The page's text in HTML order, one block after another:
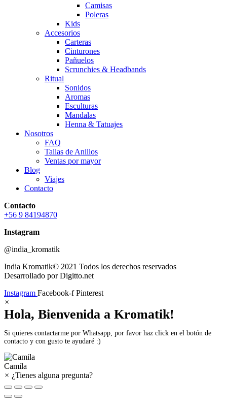
Camisas
Poleras
Kids
Accesorios
Carteras
Cinturones
Pañuelos
Scrunchies & Headbands
Ritual
Sonidos
Aromas
Esculturas
Mandalas
Henna & Tatuajes
Nosotros
FAQ
Tallas de Anillos
Ventas por mayor
Blog
Viajes
Contacto
Contacto
+56 9 84194870
Instagram
@india_kromatik
India Kromatik© 2021 Todos los derechos reservados
Desarrollado por Digitto.net
Instagram Facebook-f Pinterest
×
Hola, Bienvenida a Kromatik!
Si quieres contactarme por Whatsapp, por favor haz click en el botón de
contacto y con gusto te ayudaré :)
Camila
× ¿Tienes alguna pregunta?